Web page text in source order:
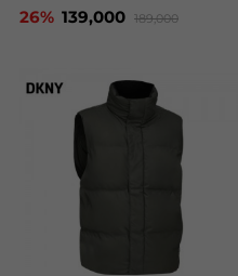
26% 139,000 189,000